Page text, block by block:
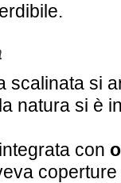
scalinata si
natura si è
con